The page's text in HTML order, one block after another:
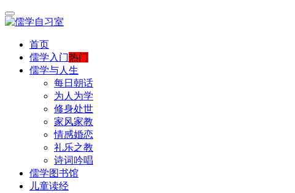
首页
儒学入门热门
儒学与人生
每日朝话
为人为学
修身处世
家风家教
情感婚恋
礼乐之教
诗词吟唱
儒学图书馆
儿童读经